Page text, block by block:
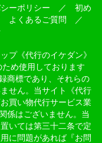
ーポリシー ／ 初め
よくあるご質問 ／
プ《代行のイケダン》
め使用しております
商標であり、それらの
せん。当サイト《代行
買い物代行サービス業
係はございません。当
いては第三十二条で定
に問題があれば『お問